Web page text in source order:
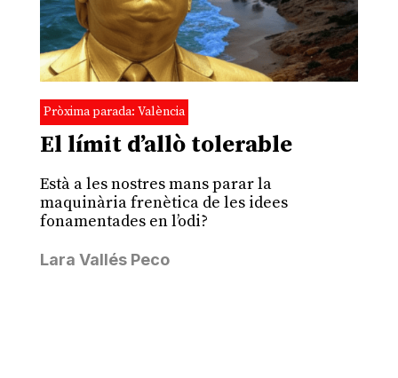
Pròxima parada: València
El límit d’allò tolerable
Està a les nostres mans parar la
maquinària frenètica de les idees
fonamentades en l’odi?
Lara Vallés Peco